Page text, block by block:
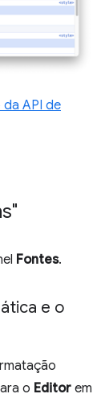
API de
Fontes.
e o
o Editor em